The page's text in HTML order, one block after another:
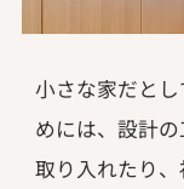
小さな家だと
めには、設計
取り入れたり